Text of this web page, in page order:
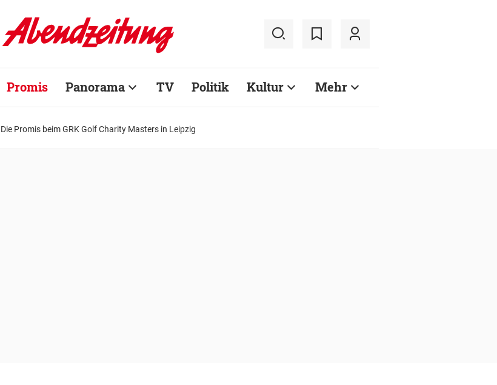
Promis Panorama TV Politik Kultur Mehr
Promis beim GRK Golf Charity Masters in Leipzig